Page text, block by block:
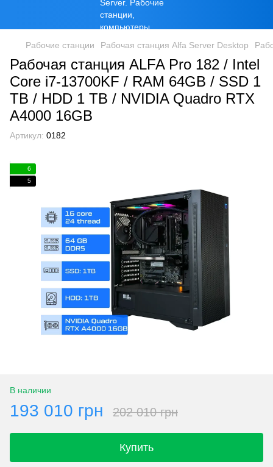
Рабочие станции Рабочая станция Alfa Server Desktop
Рабочая станция ALFA Pro 182 / Intel
Core i7-13700KF / RAM 64GB / SSD 1
TB / HDD 1 TB / NVIDIA Quadro RTX
A4000 16GB
Артикул: 0182
6
5
В наличии
193 010 грн 202 010 грн
Купить